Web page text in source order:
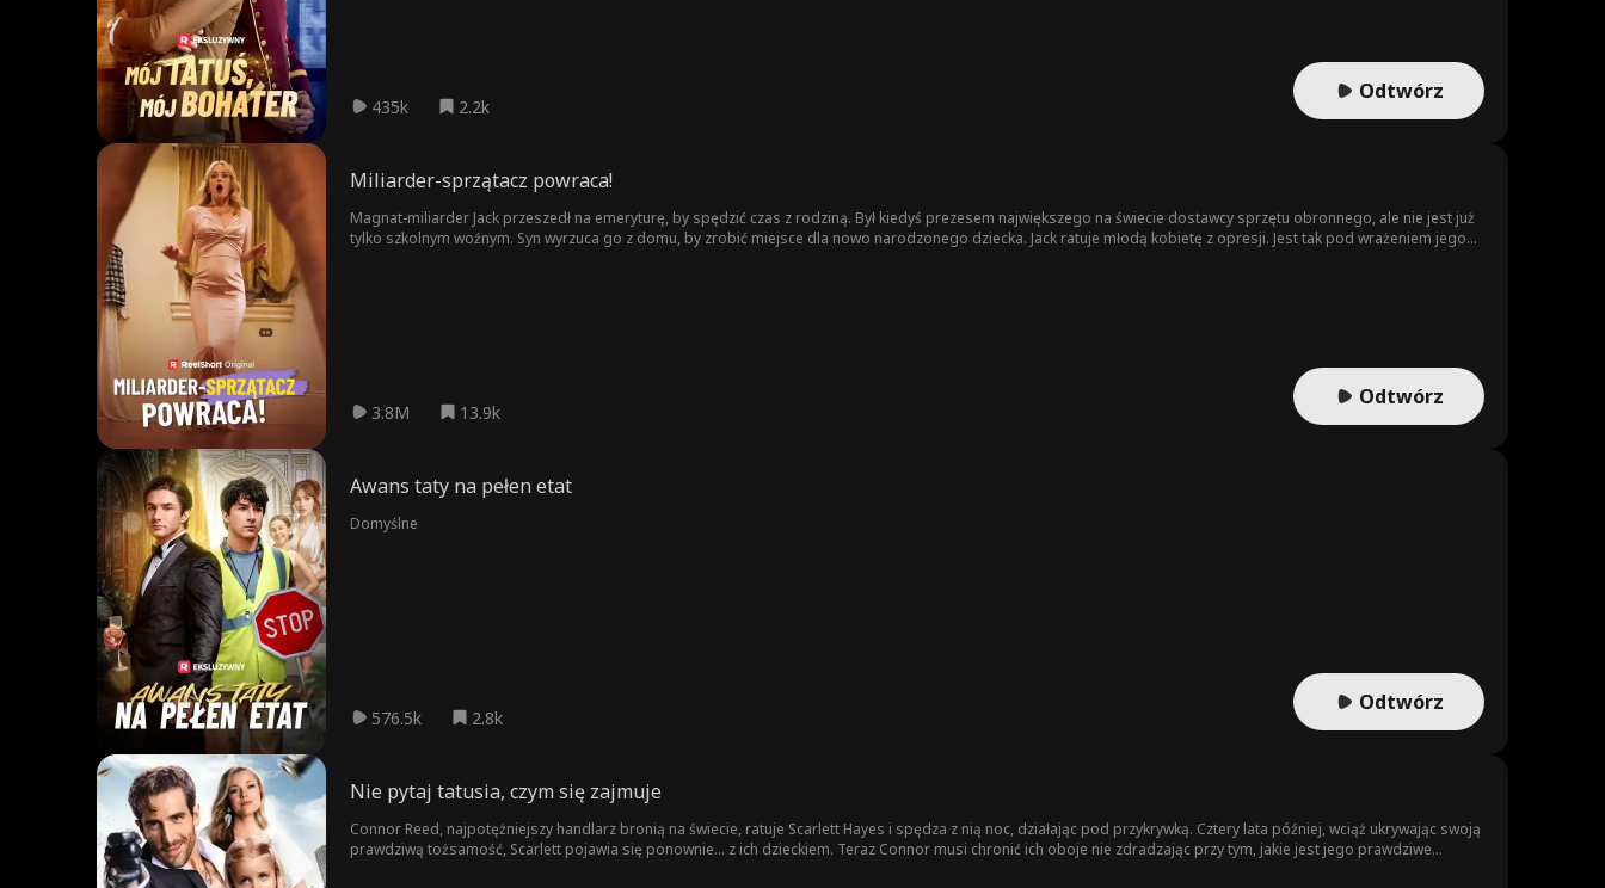
435k 2.2k
Odtwórz
Miliarder-sprzątacz powraca!
Magnat-miliarder Jack przeszedł na emeryturę, by spędzić czas z rodziną. Był kiedyś prezesem największego na świecie dostawcy sprzętu obronnego, ale nie jest już
tylko szkolnym woźnym. Syn wyrzuca go z domu, by zrobić miejsce dla nowo narodzonego dziecka. Jack ratuje młodą kobietę z opresji. Jest tak pod wrażeniem jego
3.8M 13.9k
Odtwórz
Awans taty na pełen etat
Domyślne
576.5k 2.8k
Odtwórz
Nie pytaj tatusia, czym się zajmuje
Connor Reed, najpotężniejszy handlarz bronią na świecie, ratuje Scarlett Hayes i spędza z nią noc, działając pod przykrywką. Cztery lata później, wciąż ukrywając swoją
prawdziwą tożsamość, Scarlett pojawia się ponownie… z ich dzieckiem. Teraz Connor musi chronić ich oboje nie zdradzając przy tym, jakie jest jego prawdziwe